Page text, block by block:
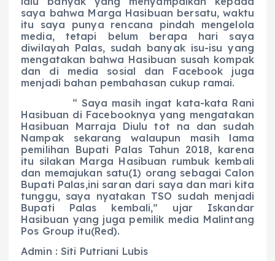
saya bahwa Marga Hasibuan bersatu, waktu
itu saya punya rencana pindah mengelola
media, tetapi belum berapa hari saya
diwilayah Palas, sudah banyak isu-isu yang
mengatakan bahwa Hasibuan susah kompak
dan di media sosial dan Facebook juga
menjadi bahan pembahasan cukup ramai.
“ Saya masih ingat kata-kata Rani
Hasibuan di Facebooknya yang mengatakan
Hasibuan Marraja Diulu tot na dan sudah
Nampak sekarang walaupun masih lama
pemilihan Bupati Palas Tahun 2018, karena
itu silakan Marga Hasibuan rumbuk kembali
dan memajukan satu(1) orang sebagai Calon
Bupati Palas,ini saran dari saya dan mari kita
tunggu, saya nyatakan TSO sudah menjadi
Bupati Palas kembali,” ujar Iskandar
Hasibuan yang juga pemilik media Malintang
Pos Group itu(Red).
Admin : Siti Putriani Lubis